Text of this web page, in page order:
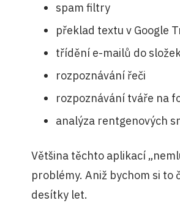
spam filtry
překlad textu v Google
třídění e-mailů do
rozpoznávání řeči
rozpoznávání tváře na
analýza rentgenových
Většina těchto aplikací
problémy. Aniž bychom si to
desítky let.